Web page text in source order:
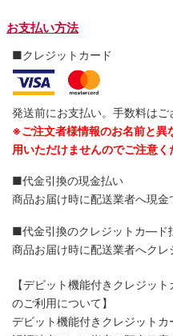
お支払い方法
■クレジットカード
発送前にお支払い。手数料はご
※ご注文者様情報のお名前と異
用いただけませんのでご注意く
■代金引換の現金払い
商品お届け時に配送業者へ現金
■代金引換のクレジットカ―ド
商品お届け時に配送業者へクレ
【デビット機能付きクレジット
のご利用について】
デビット機能付きクレジット